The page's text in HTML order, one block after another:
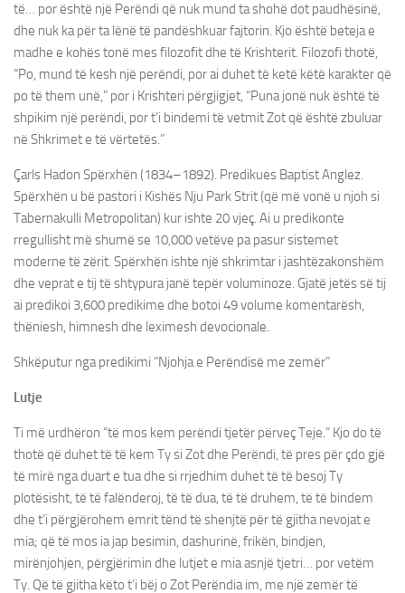
të… por është një Perëndi që nuk mund ta shohë dot paudhësinë,
dhe nuk ka për ta lënë të pandëshkuar fajtorin. Kjo është beteja e
madhe e kohës tonë mes filozofit dhe të Krishterit. Filozofi thotë,
“Po, mund të kesh një perëndi, por ai duhet të ketë këtë karakter që
po të them unë,” por i Krishteri përgjigjet, “Puna jonë nuk është të
shpikim një perëndi, por t’i bindemi të vetmit Zot që është zbuluar
në Shkrimet e të vërtetës.”
Çarls Hadon Spërxhën (1834–1892). Predikues Baptist Anglez.
Spërxhën u bë pastori i Kishës Nju Park Strit (që më vonë u njoh si
Tabernakulli Metropolitan) kur ishte 20 vjeç. Ai u predikonte
rregullisht më shumë se 10,000 vetëve pa pasur sistemet
moderne të zërit. Spërxhën ishte një shkrimtar i jashtëzakonshëm
dhe veprat e tij të shtypura janë tepër voluminoze. Gjatë jetës së tij
ai predikoi 3,600 predikime dhe botoi 49 volume komentarësh,
thëniesh, himnesh dhe leximesh devocionale.
Shkëputur nga predikimi “Njohja e Perëndisë me zemër”
Lutje
Ti më urdhëron “të mos kem perëndi tjetër përveç Teje.” Kjo do të
thotë që duhet të të kem Ty si Zot dhe Perëndi, të pres për çdo gjë
të mirë nga duart e tua dhe si rrjedhim duhet të të besoj Ty
plotësisht, të të falënderoj, të të dua, të të druhem, të të bindem
dhe t’i përgjërohem emrit tënd të shenjtë për të gjitha nevojat e
mia; që të mos ia jap besimin, dashurinë, frikën, bindjen,
mirënjohjen, përgjërimin dhe lutjet e mia asnjë tjetri… por vetëm
Ty. Që të gjitha këto t’i bëj o Zot Perëndia im, me një zemër të